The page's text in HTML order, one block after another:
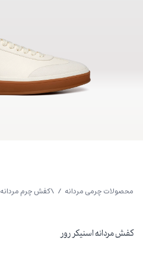
محصولات چرمی مردانه / \کفش چرم مردانه
کفش مردانه اسنیکر رور